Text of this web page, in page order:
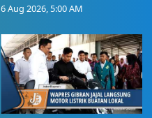
6 Aug 2026, 5:00 AM